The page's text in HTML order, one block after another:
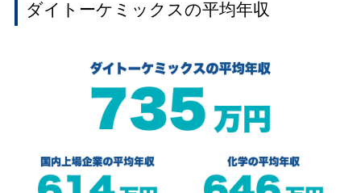
ダイトーケミックスの平均年収